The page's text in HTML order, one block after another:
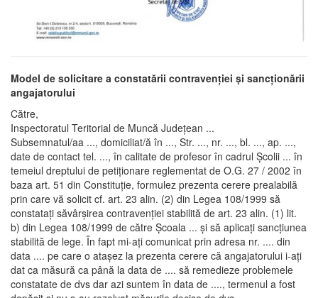
Model de solicitare a constatării contravenției și sancționării
angajatorului
Către,
Inspectoratul Teritorial de Muncă Judeţean ...
Subsemnatul/aa ..., domiciliat/ă în ..., Str. ..., nr. ..., bl. ..., ap. ...,
date de contact tel. ..., în calitate de profesor în cadrul Şcolii ... în
temeiul dreptului de petiţionare reglementat de O.G. 27 / 2002 în
baza art. 51 din Constituţie, formulez prezenta cerere prealabilă
prin care vă solicit cf. art. 23 alin. (2) din Legea 108/1999 să
constatați săvârșirea contravenției stabilită de art. 23 alin. (1) lit.
b) din Legea 108/1999 de către Școala ... și să aplicați sancțiunea
stabilită de lege. În fapt mi-ați comunicat prin adresa nr. .... din
data .... pe care o atașez la prezenta cerere că angajatorului i-ați
dat ca măsură ca până la data de .... să remedieze problemele
constatate de dvs dar azi suntem în data de ...., termenul a fost